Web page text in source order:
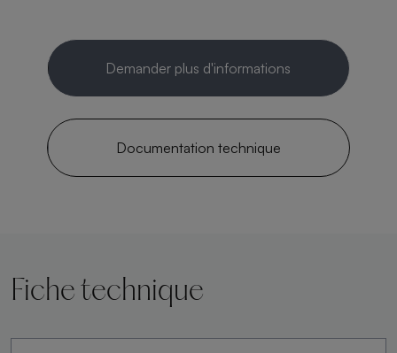
Demander plus d'informations
Documentation technique
Fiche technique